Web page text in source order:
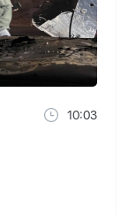
10:03